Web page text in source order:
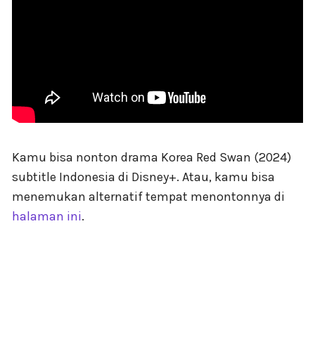
Kamu bisa nonton drama Korea Red Swan (2024)
subtitle Indonesia di Disney+. Atau, kamu bisa
menemukan alternatif tempat menontonnya di
halaman ini.